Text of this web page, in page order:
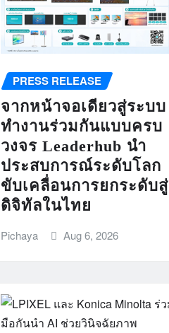
PRESS RELEASE
จากหน้าจอเดียวสู่ระบบ
ทำงานร่วมกันแบบครบ
วงจร Leaderhub นำ
ประสบการณ์ระดับโลก
ขับเคลื่อนการยกระดับสู่
ดิจิทัลในไทย
Pichaya Aug 6, 2026